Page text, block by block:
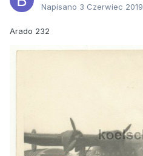
Napisano 3 Czerwiec 2019
Arado 232